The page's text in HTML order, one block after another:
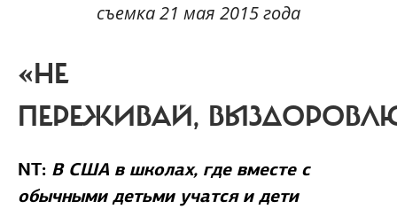
съемка 21 мая 2015 года
«НЕ
ПЕРЕЖИВАЙ,
NT: В США в школах, где вместе с
обычными детьми учатся и дети